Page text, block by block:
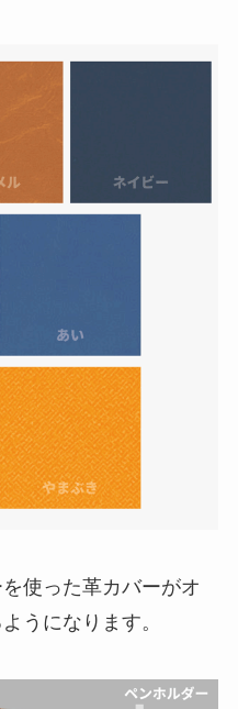
使った革カバーがオ
うになります。